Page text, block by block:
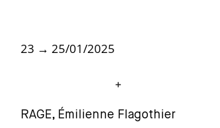
23 → 25/01/2025
RAGE, Émilienne Flagothier